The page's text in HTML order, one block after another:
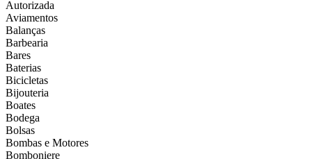
Autorizada
Aviamentos
Balanças
Barbearia
Bares
Baterias
Bicicletas
Bijouteria
Boates
Bodega
Bolsas
Bombas e Motores
Bomboniere